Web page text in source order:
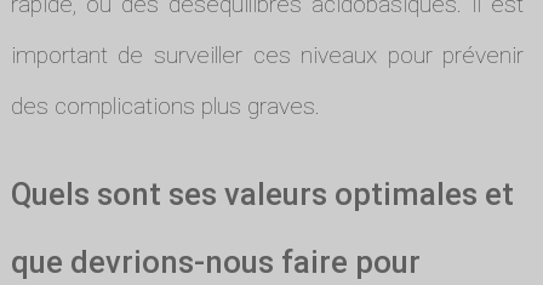
important de surveiller ces niveaux pour prévenir
des complications plus graves.
Quels sont ses valeurs optimales et
que devrions-nous faire pour